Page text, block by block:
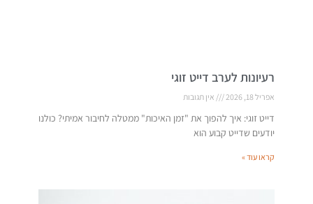
רעיונות לערב דייט זוגי
אפריל 18, 2026 אין תגובות
דייט זוגי: איך להפוך את "זמן האיכות" ממטלה לחיבור אמיתי? כולנו
יודעים שדייט קבוע הוא
קראו עוד »